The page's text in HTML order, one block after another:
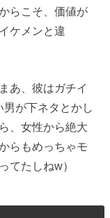
らこそ、価値が
ケメンと違
あ、彼はガチイ
が下ネタとかし
、女性から絶大
らもめっちゃモ
てたしねw）